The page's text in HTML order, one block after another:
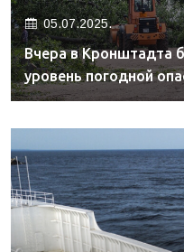
05.07.2025.
Вчера в Кронштадта
уровень погодной